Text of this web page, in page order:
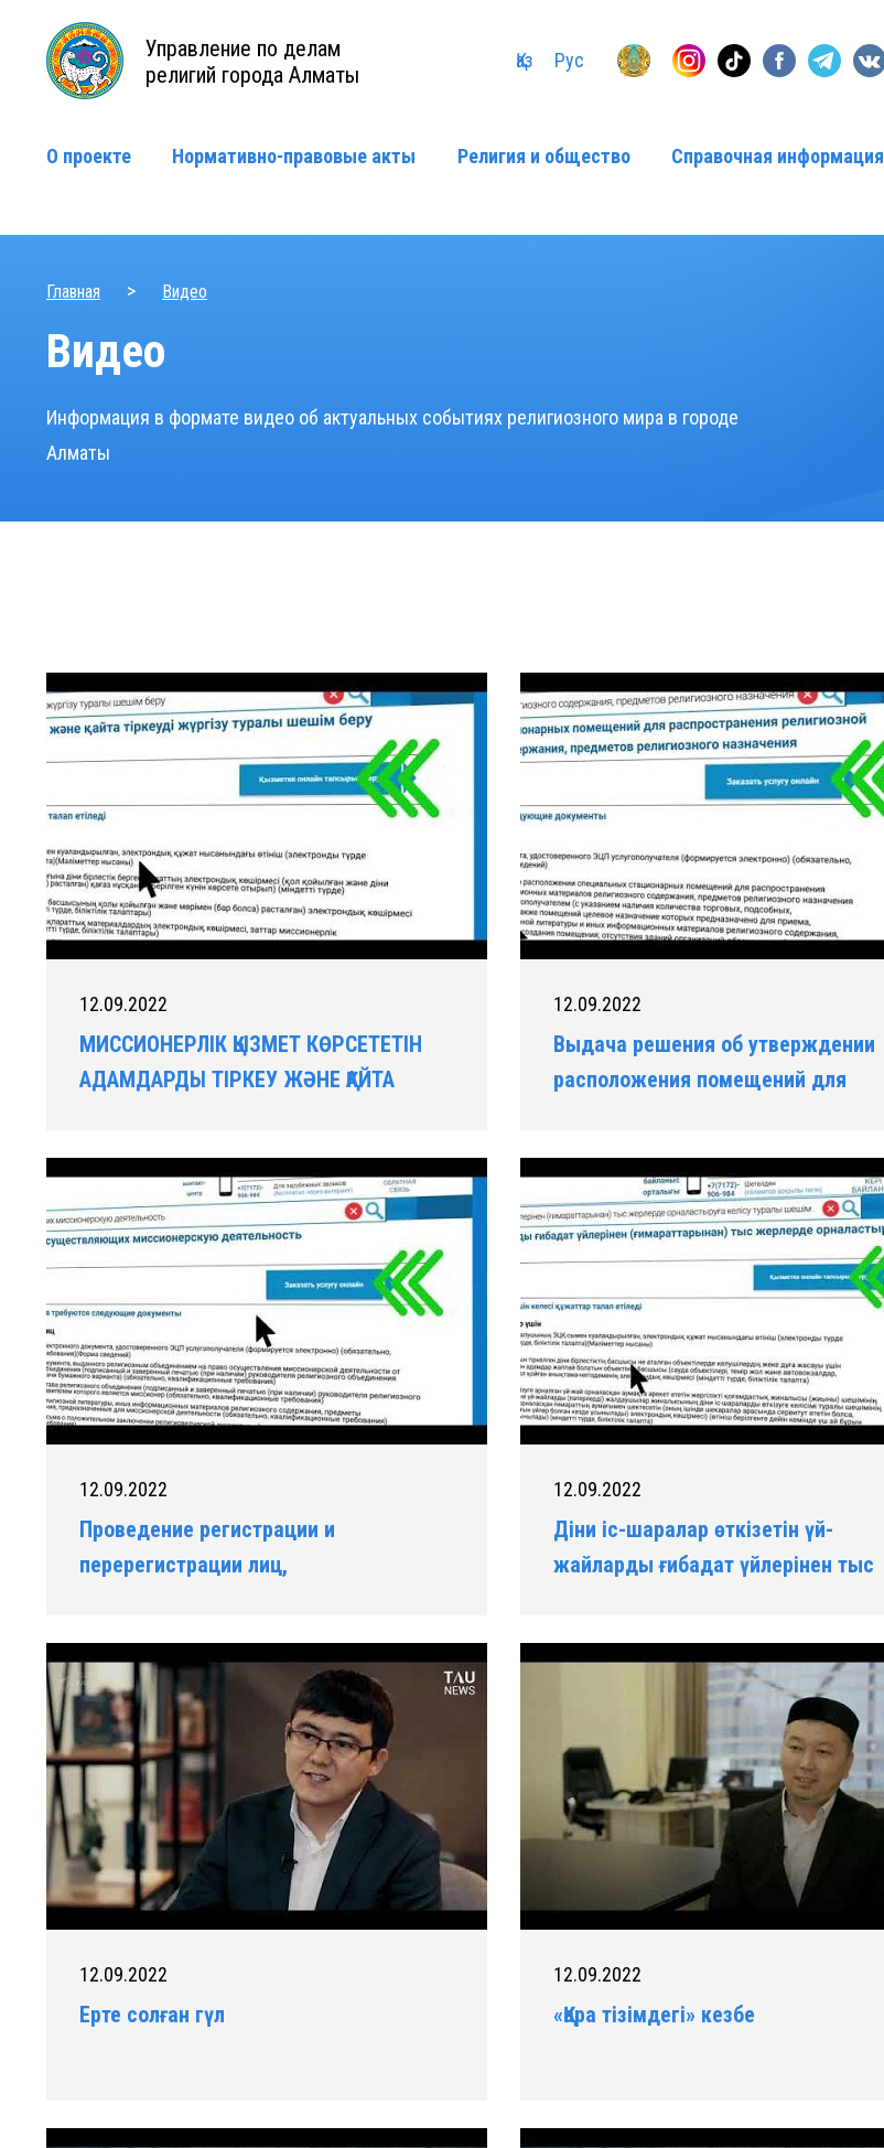
Управление по делам
религий города Алматы
Қаз Рус
О проекте Нормативно-правовые акты Религия и общество Справочная информация
Главная > Видео
Видео
Информация в формате видео об актуальных событиях религиозного мира в городе
Алматы
12.09.2022
МИССИОНЕРЛІК ҚЫЗМЕТ КӨРСЕТЕТІН
АДАМДАРДЫ ТІРКЕУ ЖӘНЕ ҚАЙТА
12.09.2022
Выдача решения об утверждении
расположения помещений для
12.09.2022
Проведение регистрации и
перерегистрации лиц,
12.09.2022
Діни іс-шаралар өткізетін үй-
жайларды ғибадат үйлерінен тыс
12.09.2022
Ерте солған гүл
12.09.2022
«Қара тізімдегі» кезбе